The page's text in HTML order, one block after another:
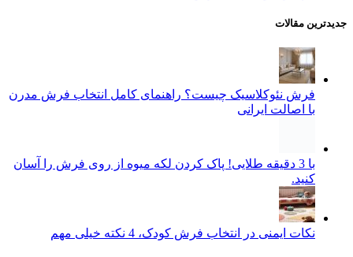
جدیدترین مقالات
فرش نئوکلاسیک چیست؟ راهنمای کامل انتخاب فرش مدرن
با اصالت ایرانی
با 3 دقیقه طلایی! پاک کردن لکه میوه از روی فرش را آسان
کنید.
نکات ایمنی در انتخاب فرش کودک، 4 نکته خیلی مهم